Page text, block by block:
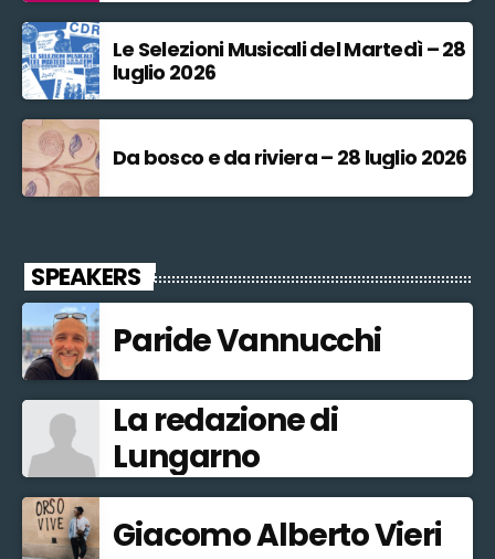
Le Selezioni Musicali del Martedì – 28
luglio 2026
Da bosco e da riviera – 28 luglio 2026
SPEAKERS
Paride Vannucchi
La redazione di
Lungarno
Giacomo Alberto Vieri